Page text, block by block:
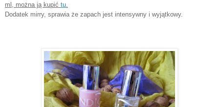
ml, można ją kupić tu
Dodatek mirry, sprawia że zapach jest intensywny i wyjątkowy.